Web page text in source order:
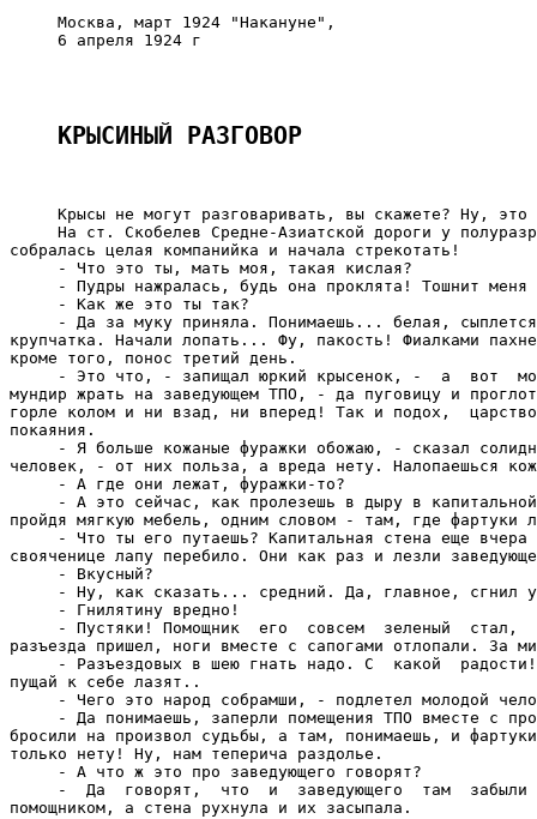
     Москва, март 1924 "Накануне",
     6 апреля 1924 г
КРЫСИНЫЙ РАЗГОВОР
Крысы не могут разговаривать, вы скажете? Ну, это
На ст. Скобелев Средне-Азиатской дороги у
собралась целая компанийка и начала стрекотать!
     - Что это ты, мать моя, такая кислая?
- Пудры нажралась, будь она проклята! Тошнит меня
     - Как же это ты так?
- Да за муку приняла. Понимаешь... белая,
крупчатка. Начали лопать... Фу, пакость! Фиалками
кроме того, понос третий день.
- Это что, - запищал юркий крысенок, -  а  вот
мундир жрать на заведующем ТПО, - да пуговицу и
горле колом и ни взад, ни вперед! Так и подох,
покаяния.
- Я больше кожаные фуражки обожаю, - сказал
человек, - от них польза, а вреда нету. Налопаешься
     - А где они лежат, фуражки-то?
- А это сейчас, как пролезешь в дыру в
пройдя мягкую мебель, одним словом - там, где фартуки
- Что ты его путаешь? Капитальная стена еще вчера
свояченице лапу перебило. Они как раз и лезли
     - Вкусный?
- Ну, как сказать... средний. Да, главное, сгнил
     - Гнилятину вредно!
- Пустяки! Помощник  его  совсем  зеленый  стал,
разъезда пришел, ноги вместе с сапогами отлопали. За
- Разъездовых в шею гнать надо. С  какой
пущай к себе лазят..
- Чего это народ собрамши, - подлетел молодой
- Да понимаешь, заперли помещения ТПО вместе с
бросили на произвол судьбы, а там, понимаешь, и
только нету! Ну, нам теперича раздолье.
     - А что ж это про заведующего говорят?
-  Да  говорят,  что  и  заведующего  там  забыли
помощником, а стена рухнула и их засыпала.